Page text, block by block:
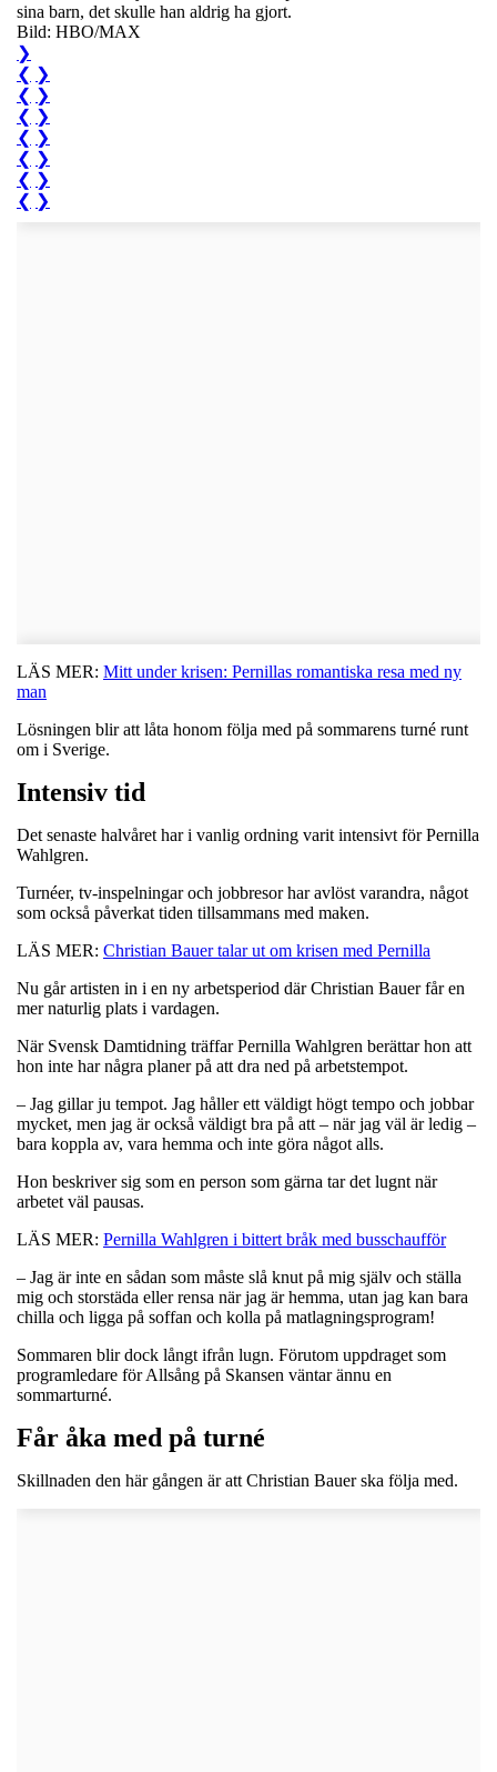
sina barn, det skulle han aldrig ha gjort.
Bild: HBO/MAX
❯
❮ ❯
❮ ❯
❮ ❯
❮ ❯
❮ ❯
❮ ❯
❮ ❯
LÄS MER: Mitt under krisen: Pernillas romantiska resa med ny
man
Lösningen blir att låta honom följa med på sommarens turné runt
om i Sverige.
Intensiv tid
Det senaste halvåret har i vanlig ordning varit intensivt för Pernilla
Wahlgren.
Turnéer, tv-inspelningar och jobbresor har avlöst varandra, något
som också påverkat tiden tillsammans med maken.
LÄS MER: Christian Bauer talar ut om krisen med Pernilla
Nu går artisten in i en ny arbetsperiod där Christian Bauer får en
mer naturlig plats i vardagen.
När Svensk Damtidning träffar Pernilla Wahlgren berättar hon att
hon inte har några planer på att dra ned på arbetstempot.
– Jag gillar ju tempot. Jag håller ett väldigt högt tempo och jobbar
mycket, men jag är också väldigt bra på att – när jag väl är ledig –
bara koppla av, vara hemma och inte göra något alls.
Hon beskriver sig som en person som gärna tar det lugnt när
arbetet väl pausas.
LÄS MER: Pernilla Wahlgren i bittert bråk med busschaufför
– Jag är inte en sådan som måste slå knut på mig själv och ställa
mig och storstäda eller rensa när jag är hemma, utan jag kan bara
chilla och ligga på soffan och kolla på matlagningsprogram!
Sommaren blir dock långt ifrån lugn. Förutom uppdraget som
programledare för Allsång på Skansen väntar ännu en
sommarturné.
Får åka med på turné
Skillnaden den här gången är att Christian Bauer ska följa med.